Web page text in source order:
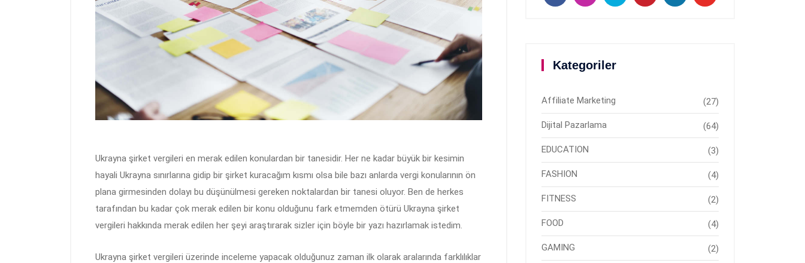
Ukrayna şirket vergileri en merak edilen konulardan bir tanesidir. Her ne kadar büyük bir kesimin
hayali Ukrayna sınırlarına gidip bir şirket kuracağım kısmı olsa bile bazı anlarda vergi konularının ön
plana girmesinden dolayı bu düşünülmesi gereken noktalardan bir tanesi oluyor. Ben de herkes
tarafından bu kadar çok merak edilen bir konu olduğunu fark etmemden ötürü Ukrayna şirket
vergileri hakkında merak edilen her şeyi araştırarak sizler için böyle bir yazı hazırlamak istedim.
Ukrayna şirket vergileri üzerinde inceleme yapacak olduğunuz zaman ilk olarak aralarında farklılıklar
Kategoriler
Affiliate Marketing (27)
Dijital Pazarlama (64)
EDUCATION (3)
FASHION (4)
FITNESS (2)
FOOD (4)
GAMING (2)